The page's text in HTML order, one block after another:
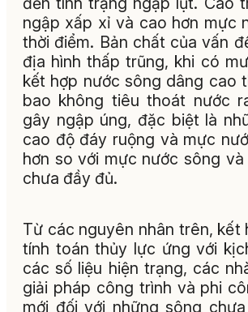
ngập xấp xỉ và cao hơn mực
thời điểm. Bản chất của vấn
địa hình thấp trũng, khi có
kết hợp nước sông dâng cao
bao không tiêu thoát nước
gây ngập úng, đặc biệt là
cao độ đáy ruộng và mực
hơn so với mực nước sông
chưa đầy đủ.
Từ các nguyên nhân trên, kết
tính toán thủy lực ứng với
các số liệu hiện trạng, các
giải pháp công trình và phi
mới đối với những sông